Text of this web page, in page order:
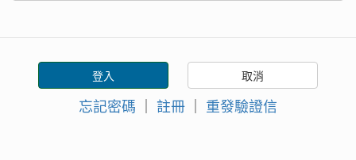
忘記密碼 ｜ 註冊 ｜ 重發驗證信